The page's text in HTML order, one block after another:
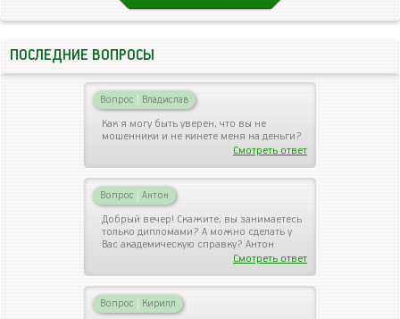
ПОСЛЕДНИЕ ВОПРОСЫ
Вопрос | Владислав
Как я могу быть уверен, что вы не
мошенники и не кинете меня на деньги?
Смотреть ответ
Вопрос | Антон
Добрый вечер! Скажите, вы занимаетесь
только дипломами? А можно сделать у
Вас академическую справку? Антон
Смотреть ответ
Вопрос | Кирилл